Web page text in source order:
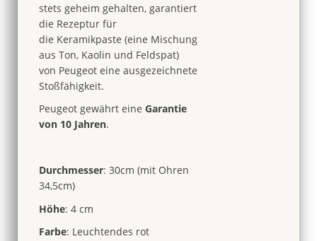
stets geheim gehalten, garantiert
die Rezeptur für
die Keramikpaste (eine Mischung
aus Ton, Kaolin und Feldspat)
von Peugeot eine ausgezeichnete
Stoßfähigkeit.
Peugeot gewährt eine Garantie
von 10 Jahren.
Durchmesser: 30cm (mit Ohren
34,5cm)
Höhe: 4 cm
Farbe: Leuchtendes rot